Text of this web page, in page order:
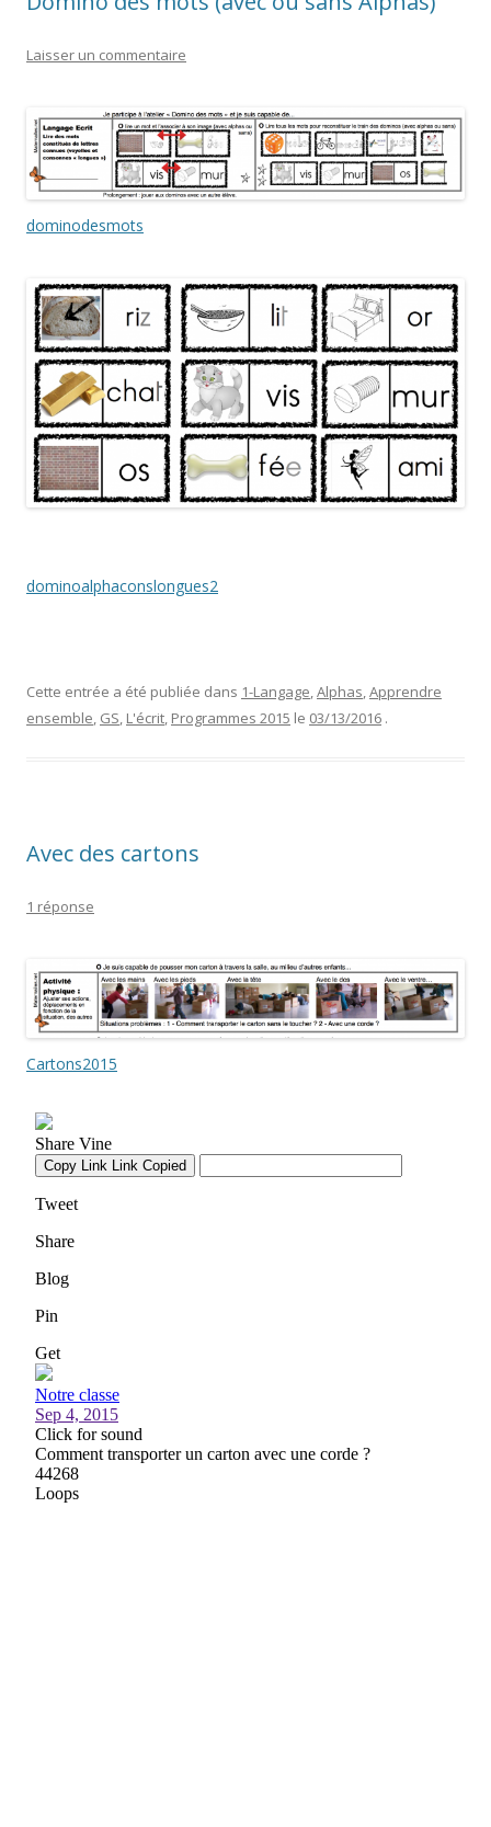
Laisser un commentaire
dominodesmots
dominoalphaconslongues2
Cette entrée a été publiée dans 1-Langage,Alphas,Apprendre
ensemble, GS, L'écrit, Programmes 2015 le 03/13/2016 .
Avec des cartons
1 réponse
Cartons2015